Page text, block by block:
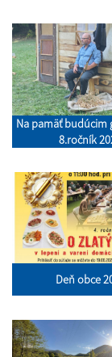
Na pamäť budúcim
8.ročník
Deň obce